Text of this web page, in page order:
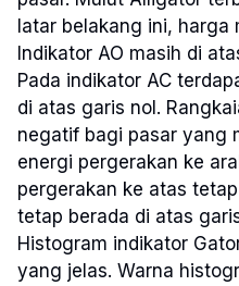
latar belakang ini, harga
Indikator AO masih di
Pada indikator AC
di atas garis nol.
negatif bagi pasar yang
energi pergerakan ke
pergerakan ke atas
tetap berada di atas
Histogram indikator
yang jelas. Warna